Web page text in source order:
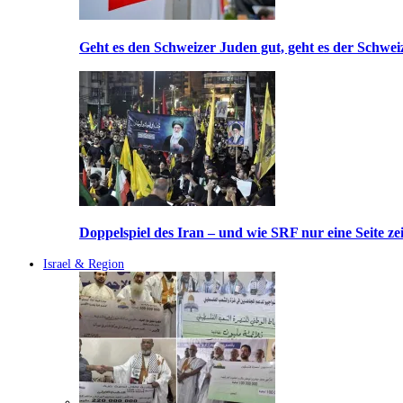
Geht es den Schweizer Juden gut, geht es der
Doppelspiel des Iran – und wie SRF nur eine Seite
Israel & Region